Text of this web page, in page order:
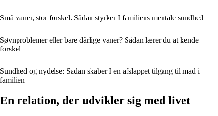
Små vaner, stor forskel: Sådan styrker I familiens mentale sundhed
Søvnproblemer eller bare dårlige vaner? Sådan lærer du at kende
forskel
Sundhed og nydelse: Sådan skaber I en afslappet tilgang til mad i
familien
En relation, der udvikler sig med livet